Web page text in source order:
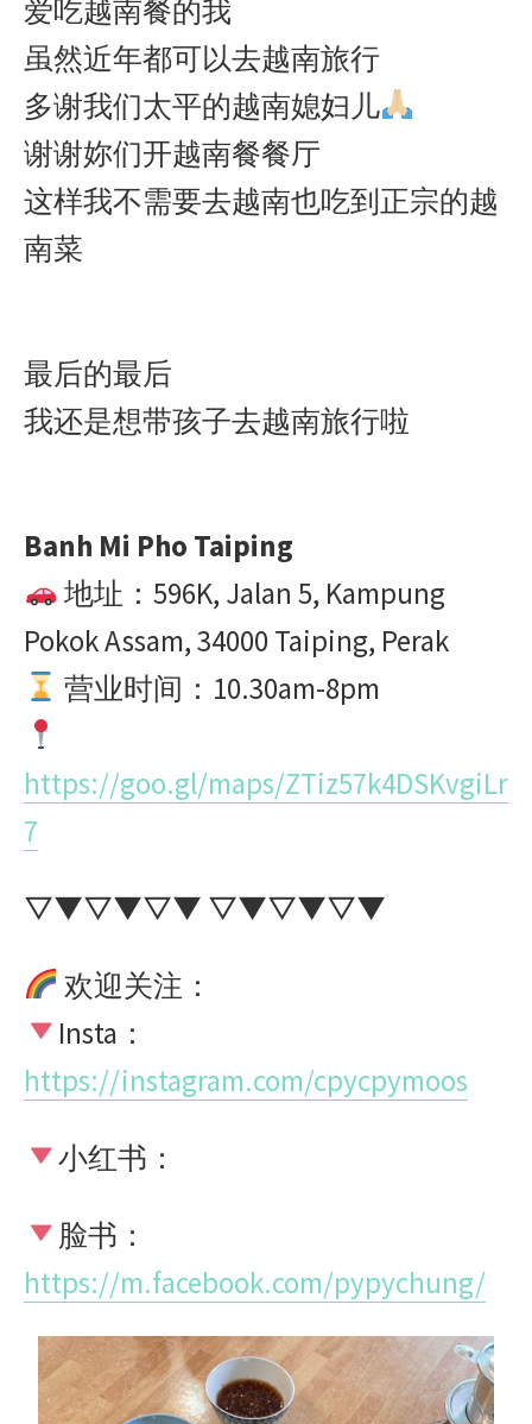
爱吃越南餐的我
虽然近年都可以去越南旅行
多谢我们太平的越南媳妇儿
谢谢妳们开越南餐餐厅
这样我不需要去越南也吃到正宗的越
南菜
最后的最后
我还是想带孩子去越南旅行啦
Banh Mi Pho Taiping
地址：596K, Jalan 5, Kampung
Pokok Assam, 34000 Taiping, Perak
营业时间：10.30am-8pm
https://goo.gl/maps/ZTiz57k4DSKvgiLr
7
▽▼▽▼▽▼ ▽▼▽▼▽▼
欢迎关注：
Insta：
https://instagram.com/cpycpymoos
小红书：
脸书：
https://m.facebook.com/pypychung/